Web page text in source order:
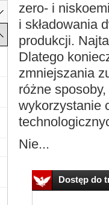
zero- i
i składowania
produkcji.
Dlatego
zmniejszania
różne
wykorzystanie
Nie...
Dostęp do